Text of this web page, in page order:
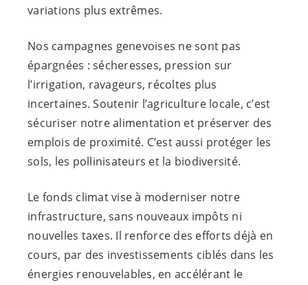
variations plus extrêmes.
Nos campagnes genevoises ne sont pas
épargnées : sécheresses, pression sur
l’irrigation, ravageurs, récoltes plus
incertaines. Soutenir l’agriculture locale, c’est
sécuriser notre alimentation et préserver des
emplois de proximité. C’est aussi protéger les
sols, les pollinisateurs et la biodiversité.
Le fonds climat vise à moderniser notre
infrastructure, sans nouveaux impôts ni
nouvelles taxes. Il renforce des efforts déjà en
cours, par des investissements ciblés dans les
énergies renouvelables, en accélérant le